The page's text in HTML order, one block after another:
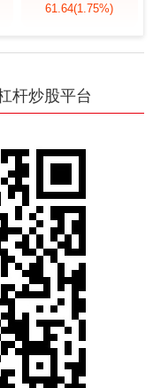
61.64(1.75%)
杆炒股平台